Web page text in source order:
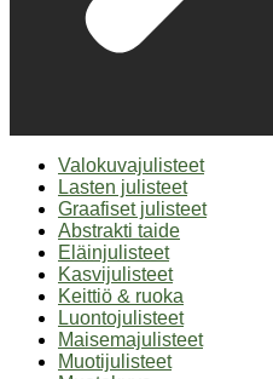
Valokuvajulisteet
Lasten julisteet
Graafiset julisteet
Abstrakti taide
Eläinjulisteet
Kasvijulisteet
Keittiö & ruoka
Luontojulisteet
Maisemajulisteet
Muotijulisteet